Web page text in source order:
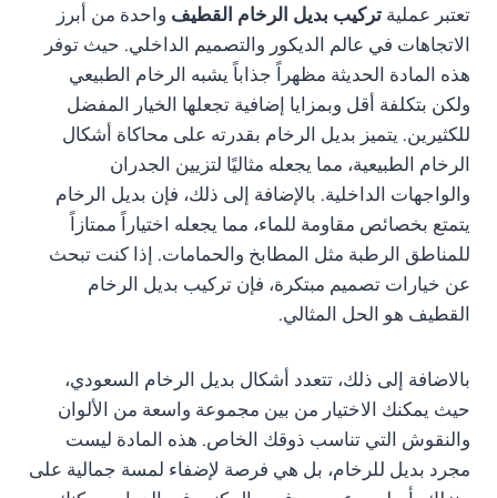
تعتبر عمليةتركيب بديل الرخام القطيف واحدة من أبرز
الاتجاهات في عالم الديكور والتصميم الداخلي. حيث توفر
هذه المادة الحديثة مظهراً جذاباً يشبه الرخام الطبيعي
ولكن بتكلفة أقل وبمزايا إضافية تجعلها الخيار المفضل
للكثيرين. يتميز بديل الرخام بقدرته على محاكاة أشكال
الرخام الطبيعية، مما يجعله مثاليًا لتزيين الجدران
والواجهات الداخلية. بالإضافة إلى ذلك، فإن بديل الرخام
يتمتع بخصائص مقاومة للماء، مما يجعله اختياراً ممتازاً
للمناطق الرطبة مثل المطابخ والحمامات. إذا كنت تبحث
عن خيارات تصميم مبتكرة، فإن تركيب بديل الرخام
القطيف هو الحل المثالي.
بالاضافة إلى ذلك، تتعدد أشكال بديل الرخام السعودي،
حيث يمكنك الاختيار من بين مجموعة واسعة من الألوان
والنقوش التي تناسب ذوقك الخاص. هذه المادة ليست
مجرد بديل للرخام، بل هي فرصة لإضفاء لمسة جمالية على